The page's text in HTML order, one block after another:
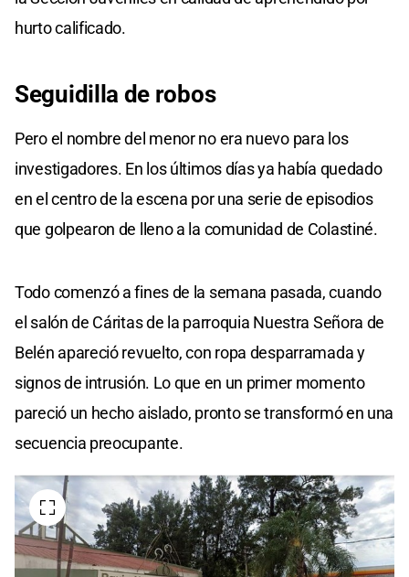
hurto calificado.
Seguidilla de robos
Pero el nombre del menor no era nuevo para los
investigadores. En los últimos días ya había quedado
en el centro de la escena por una serie de episodios
que golpearon de lleno a la comunidad de Colastiné.
Todo comenzó a fines de la semana pasada, cuando
el salón de Cáritas de la parroquia Nuestra Señora de
Belén apareció revuelto, con ropa desparramada y
signos de intrusión. Lo que en un primer momento
pareció un hecho aislado, pronto se transformó en una
secuencia preocupante.